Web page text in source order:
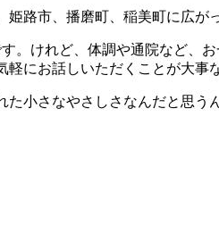
路市、播磨町、稲美町に広が
。けれど、体調や通院など、お
にお話しいただくことが大事
小さなやさしさなんだと思